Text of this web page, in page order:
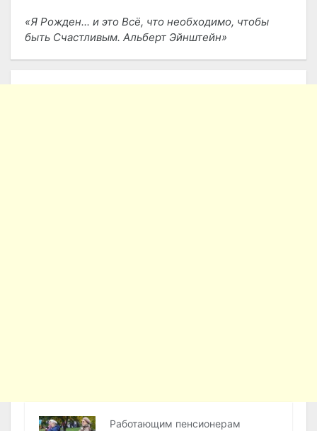
Я Рожден... и это Всё, что необходимо, чтобы
быть Счастливым. Альберт Эйнштейн
Работающим пенсионерам